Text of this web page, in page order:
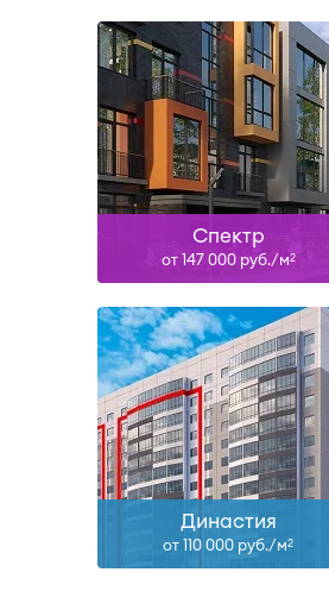
Спектр
от 147 000 руб./м2
Династия
от 110 000 руб./м2
Сдан, IV-26, I-27, III-27, I-28,
IV-28
Узнать больше
Сдан, IV-26
Узнать больше